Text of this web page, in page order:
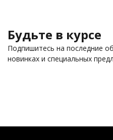
Будьте в курсе
Подпишитесь на последние
новинках и специальных